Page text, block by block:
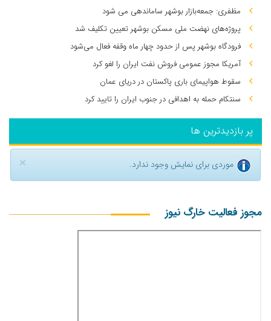
مظفری: جمعه‌بازار بوشهر ساماندهی می‌ شود
پروژه‌های نهضت ملی مسکن بوشهر تعیین تکلیف شد
فرودگاه بوشهر پس از حدود چهار ماه وقفه فعال می‌شود
آمریکا مجوز عمومی فروش نفت ایران را لغو کرد
سقوط هواپیمای باری پاکستان در دریای عمان
سنتکام حمله به اهدافی در جنوب ایران را تایید کرد
پر بازدیدترین ها
× موردی برای نمایش وجود ندارد.
مجوز فعالیت خارگ نیوز